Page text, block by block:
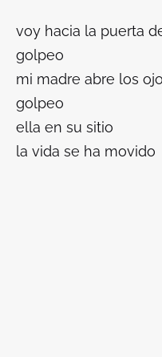
voy hacia la puerta
golpeo
mi madre abre los
golpeo
ella en su sitio
la vida se ha movido